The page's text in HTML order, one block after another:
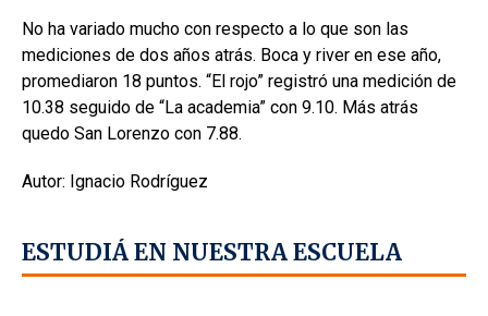
No ha variado mucho con respecto a lo que son las
mediciones de dos años atrás. Boca y river en ese año,
promediaron 18 puntos. “El rojo” registró una medición de
10.38 seguido de “La academia” con 9.10. Más atrás
quedo San Lorenzo con 7.88.
Autor: Ignacio Rodríguez
ESTUDIÁ EN NUESTRA ESCUELA